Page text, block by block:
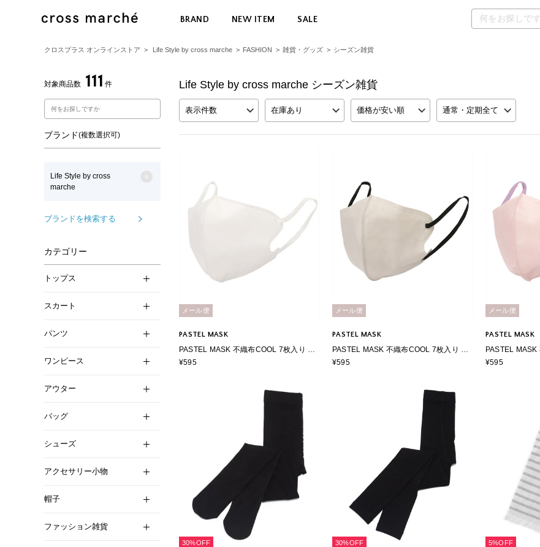
BRAND NEW ITEM SALE
クロスプラス オンラインストア > Life Style by cross marche > FASHION > 雑貨・グッズ > シーズン雑貨
対象商品数 111 件 Life Style by cross marche シーズン雑貨
ブランド(複数選択可)
Life Style by cross
marche
ブランドを検索する
カテゴリー
トップス
スカート
パンツ
ワンピース
アウター
バッグ
シューズ
アクセサリー小物
帽子
ファッション雑貨
表示件数 在庫あり 価格が安い順 通常・定期全て
メール便
PASTEL MASK
PASTEL MASK 不織布COOL 7枚入り 個
包装使い捨て 立体マスク BFE PFE VFE
¥595
メール便
PASTEL MASK
PASTEL MASK 不織布COOL 7枚入り 個
包装使い捨て 立体マスク BFE PFE VFE
¥595
メール便
PASTEL MASK
PASTEL
包装使い捨て
¥595
30%OFF 30%OFF 5%OFF